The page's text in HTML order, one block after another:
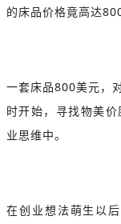
的床品价格竟高达
一套床品800美元，
时开始，寻找物美
业思维中。
在创业想法萌生以